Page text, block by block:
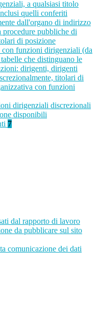
a qualsiasi titolo
quelli conferiti
dall'organo di indirizzo
procedure pubbliche di
di posizione
con funzioni dirigenziali (da
che distinguano le
dirigenti, dirigenti
titolari di
con funzioni
dirigenziali discrezionali
disponibili
7
dal rapporto di lavoro
da pubblicare sul sito
comunicazione dei dati